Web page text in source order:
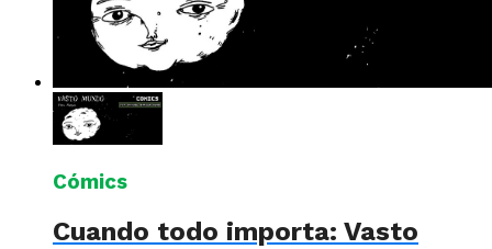
Cómics
Cuando todo importa: Vasto